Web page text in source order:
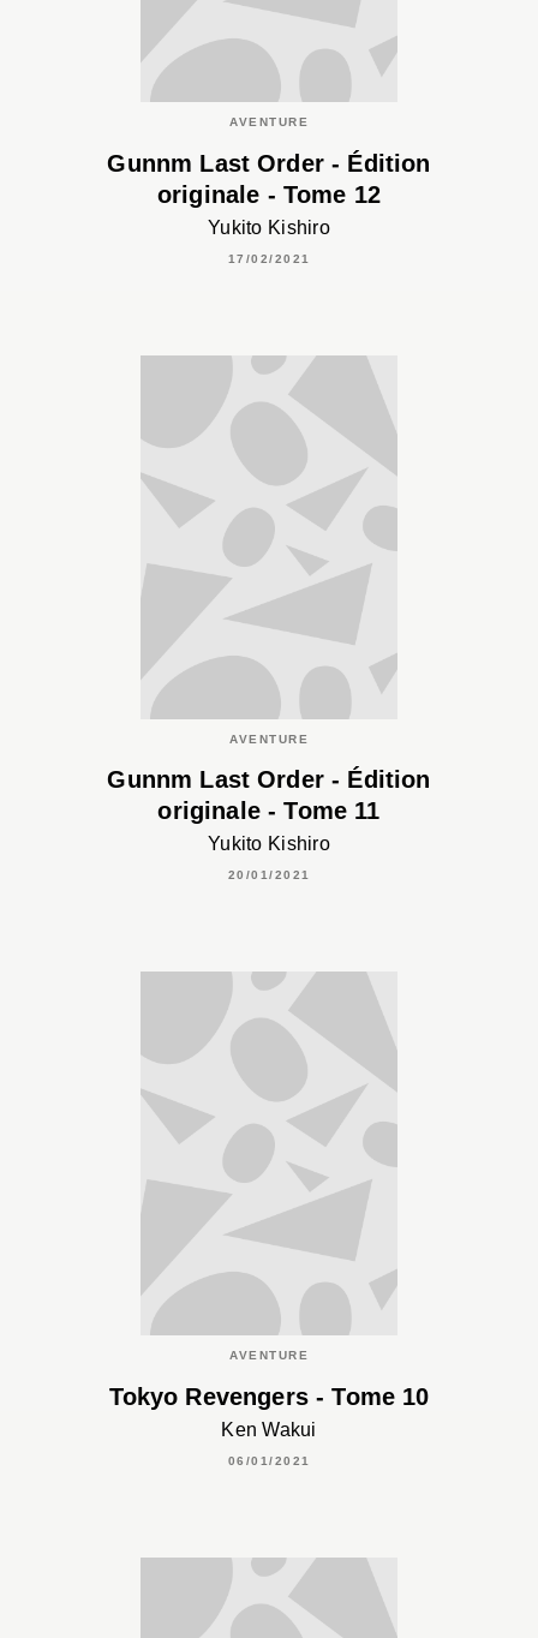
AVENTURE
Gunnm Last Order - Édition
originale - Tome 12
Yukito Kishiro
17/02/2021
AVENTURE
Gunnm Last Order - Édition
originale - Tome 11
Yukito Kishiro
20/01/2021
AVENTURE
Tokyo Revengers - Tome 10
Ken Wakui
06/01/2021